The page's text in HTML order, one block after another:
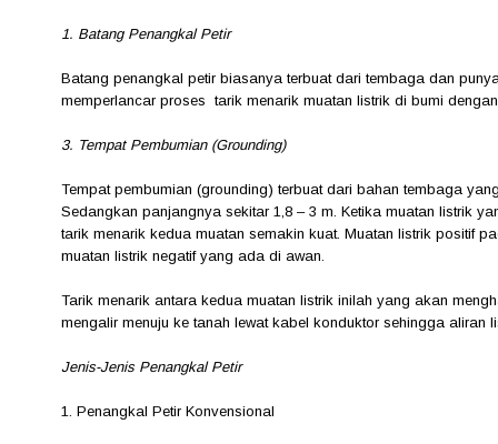
1. Batang Penangkal Petir
Batang penangkal petir biasanya terbuat dari tembaga dan
memperlancar proses tarik menarik muatan listrik di bumi
3. Tempat Pembumian (Grounding)
Tempat pembumian (grounding) terbuat dari bahan tembaga
Sedangkan panjangnya sekitar 1,8 – 3 m. Ketika muatan listrik
tarik menarik kedua muatan semakin kuat. Muatan listrik positif
muatan listrik negatif yang ada di awan.
Tarik menarik antara kedua muatan listrik inilah yang akan
mengalir menuju ke tanah lewat kabel konduktor sehingga
Jenis-Jenis Penangkal Petir
1. Penangkal Petir Konvensional